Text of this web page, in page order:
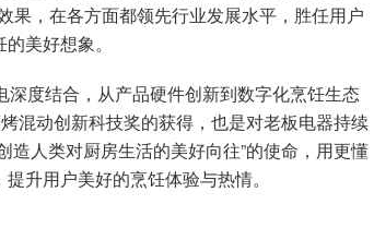
果，在各方面都领先行业发展水平，胜任用户
美好想象。
度结合，从产品硬件创新到数字化烹饪生态
混动创新科技奖的获得，也是对老板电器持续
造人类对厨房生活的美好向往”的使命，用更懂
升用户美好的烹饪体验与热情。